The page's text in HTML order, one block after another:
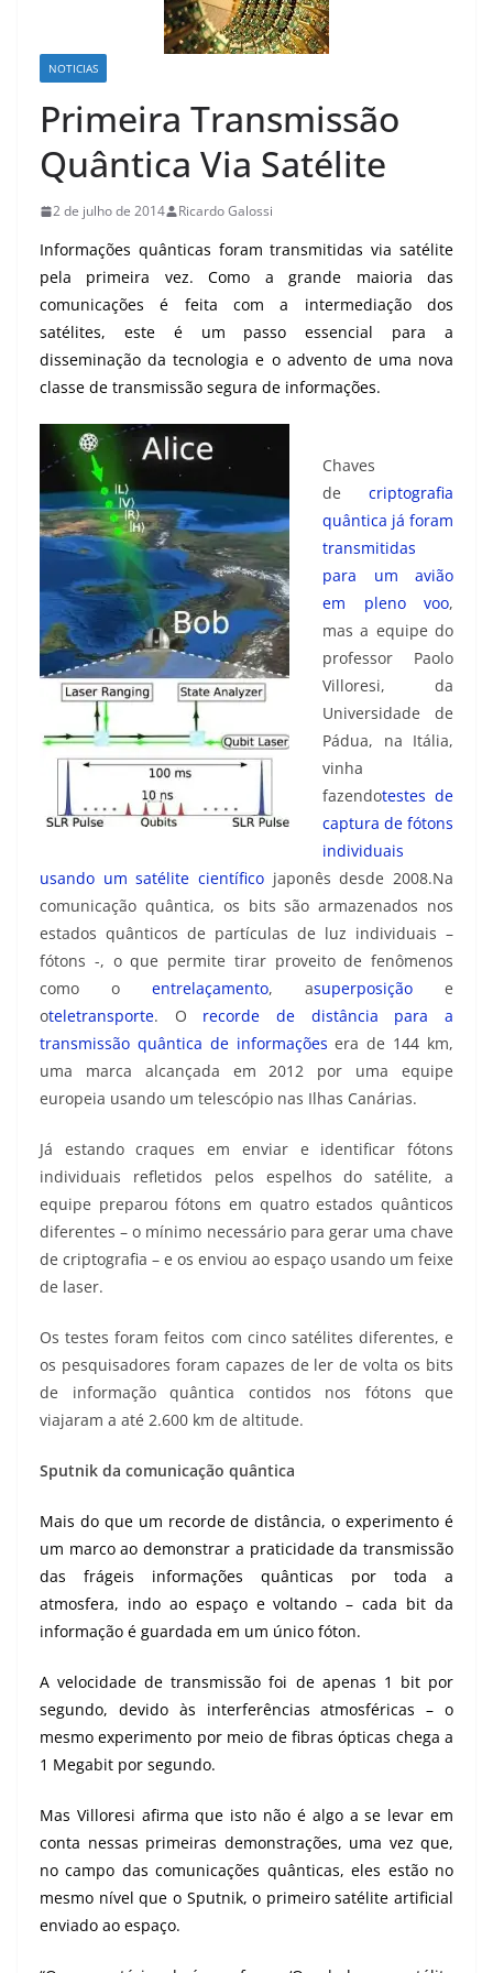
NOTICIAS
Primeira Transmissão
Quântica Via Satélite
2 de julho de 2014 Ricardo Galossi
Informações quânticas foram transmitidas via satélite
pela primeira vez. Como a grande maioria das
comunicações é feita com a intermediação dos
satélites, este é um passo essencial para a
disseminação da tecnologia e o advento de uma nova
classe de transmissão segura de informações.
Chaves
de criptografia
quântica já foram
transmitidas
para um avião
em pleno voo,
mas a equipe do
professor Paolo
Villoresi, da
Universidade de
Pádua, na Itália,
vinha
fazendotestes de
captura de fótons
individuais
usando um satélite científico japonês desde 2008.Na
comunicação quântica, os bits são armazenados nos
estados quânticos de partículas de luz individuais –
fótons -, o que permite tirar proveito de fenômenos
como o entrelaçamento, asuperposição e
oteletransporte. O recorde de distância para a
transmissão quântica de informações era de 144 km,
uma marca alcançada em 2012 por uma equipe
europeia usando um telescópio nas Ilhas Canárias.
Já estando craques em enviar e identificar fótons
individuais refletidos pelos espelhos do satélite, a
equipe preparou fótons em quatro estados quânticos
diferentes – o mínimo necessário para gerar uma chave
de criptografia – e os enviou ao espaço usando um feixe
de laser.
Os testes foram feitos com cinco satélites diferentes, e
os pesquisadores foram capazes de ler de volta os bits
de informação quântica contidos nos fótons que
viajaram a até 2.600 km de altitude.
Sputnik da comunicação quântica
Mais do que um recorde de distância, o experimento é
um marco ao demonstrar a praticidade da transmissão
das frágeis informações quânticas por toda a
atmosfera, indo ao espaço e voltando – cada bit da
informação é guardada em um único fóton.
A velocidade de transmissão foi de apenas 1 bit por
segundo, devido às interferências atmosféricas – o
mesmo experimento por meio de fibras ópticas chega a
1 Megabit por segundo.
Mas Villoresi afirma que isto não é algo a se levar em
conta nessas primeiras demonstrações, uma vez que,
no campo das comunicações quânticas, eles estão no
mesmo nível que o Sputnik, o primeiro satélite artificial
enviado ao espaço.